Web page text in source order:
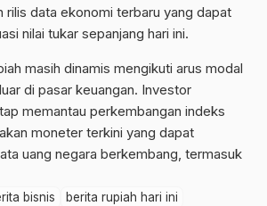
rilis data ekonomi terbaru yang dapat
nilai tukar sepanjang hari ini.
masih dinamis mengikuti arus modal
di pasar keuangan. Investor
memantau perkembangan indeks
moneter terkini yang dapat
uang negara berkembang, termasuk
bisnis
berita rupiah hari ini